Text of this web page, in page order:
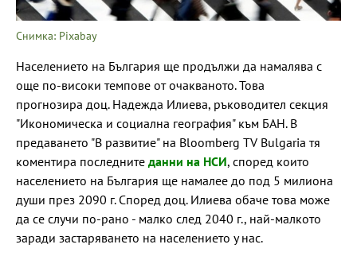
Снимка: Pixabay
Населението на България ще продължи да намалява с
още по-високи темпове от очакваното. Това
прогнозира доц. Надежда Илиева, ръководител секция
"Икономическа и социална география" към БАН. В
предаването "В развитие" на Bloomberg TV Bulgaria тя
коментира последните данни на НСИ, според които
населението на България ще намалее до под 5 милиона
души през 2090 г. Според доц. Илиева обаче това може
да се случи по-рано - малко след 2040 г., най-малкото
заради застаряването на населението у нас.